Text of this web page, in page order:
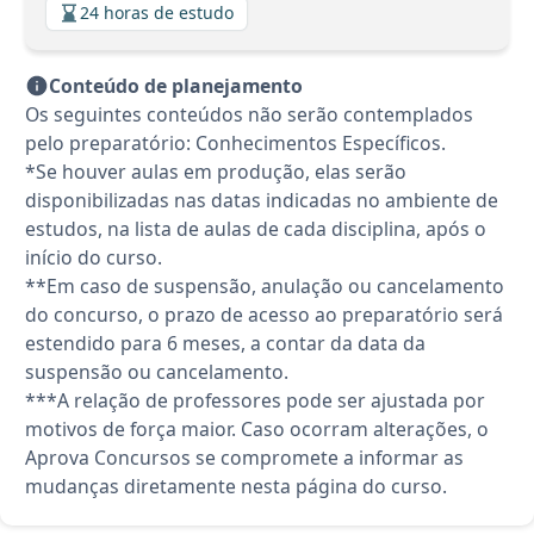
24 horas de estudo
Conteúdo de planejamento
Os seguintes conteúdos não serão contemplados
pelo preparatório: Conhecimentos Específicos.
*Se houver aulas em produção, elas serão
disponibilizadas nas datas indicadas no ambiente de
estudos, na lista de aulas de cada disciplina, após o
início do curso.
**Em caso de suspensão, anulação ou cancelamento
do concurso, o prazo de acesso ao preparatório será
estendido para 6 meses, a contar da data da
suspensão ou cancelamento.
***A relação de professores pode ser ajustada por
motivos de força maior. Caso ocorram alterações, o
Aprova Concursos se compromete a informar as
mudanças diretamente nesta página do curso.